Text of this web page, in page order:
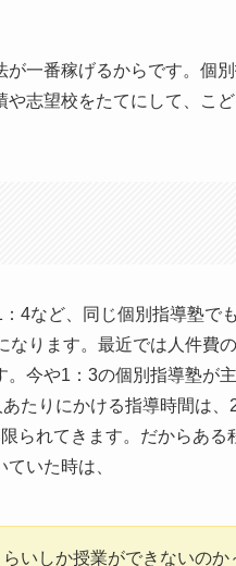
一番稼げるからです。個
志望校をたてにして、こ
4など、同じ個別指導塾で
なります。最近では人件費
今や1：3の個別指導塾が
たりにかける指導時間は
られてきます。だからあ
いた時は、
いしか授業ができないのか